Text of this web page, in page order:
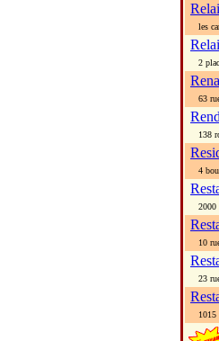
les
2
63
138
4
2000
10
23
1015